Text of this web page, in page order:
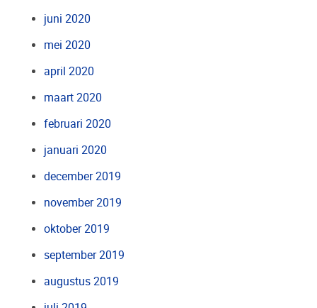
juni 2020
mei 2020
april 2020
maart 2020
februari 2020
januari 2020
december 2019
november 2019
oktober 2019
september 2019
augustus 2019